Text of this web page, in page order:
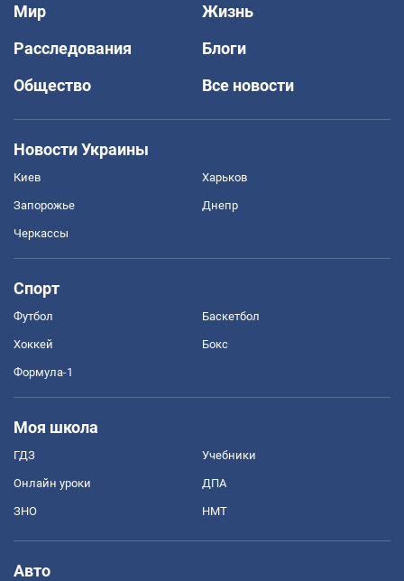
Мир
Жизнь
Расследования
Блоги
Общество
Все новости
Новости Украины
Киев Харьков
Запорожье Днепр
Черкассы
Спорт
Футбол Баскетбол
Хоккей Бокс
Формула-1
Моя школа
ГДЗ Учебники
Онлайн уроки ДПА
ЗНО НМТ
Авто